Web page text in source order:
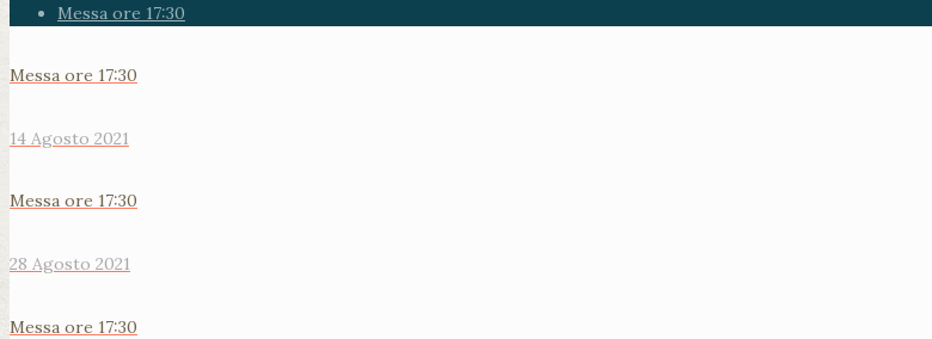
Messa ore 17:30
Messa ore 17:30
14 Agosto 2021
Messa ore 17:30
28 Agosto 2021
Messa ore 17:30